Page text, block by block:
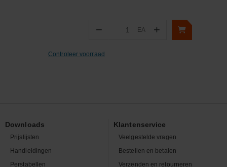
− Aantal
EA +
Controleer voorraad
Downloads
Prijslijsten
Handleidingen
Perstabellen
Klantenservice
Veelgestelde vragen
Bestellen en betalen
Verzenden en retourneren